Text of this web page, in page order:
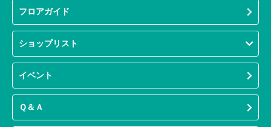
フロアガイド
ショップリスト
イベント
Ｑ＆Ａ